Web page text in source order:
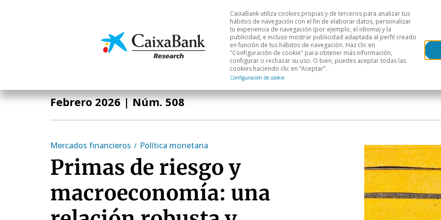
Economía y mercados Análisis sectorial Áreas geográficas
CaixaBank utiliza cookies propias y de terceros para analizar tus
hábitos de navegación con el fin de elaborar datos, personalizar
tu experiencia de navegación (por ejemplo, el idioma) y la
publicidad, e incluso mostrar publicidad adaptada al perfil creado
en función de tus hábitos de navegación. Haz clic en
"Configuración de cookie" para obtener más información,
configurar o rechazar su uso. O bien, puedes aceptar todas las
cookies haciendo clic en “Aceptar”.
Configuración de cookie
Febrero 2026| Núm. 508
Mercados financieros Política monetaria
Primas de riesgo y
macroeconomía: una